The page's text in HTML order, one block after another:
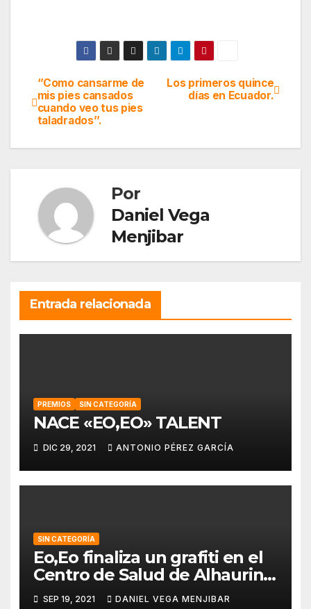
Navegación
de
entradas
Los primeros quince
días en Ecuador.
‘’Como cansarme de
mis pies cansados
cuando veo tus pies
taladrados’’.
Por
Daniel Vega
Menjibar
Entrada relacionada
PREMIOS SIN CATEGORÍA
NACE «EO,EO» TALENT
DIC 29, 2021 ANTONIO PÉREZ GARCÍA
SIN CATEGORÍA
Eo,Eo finaliza un grafiti en el
Centro de Salud de Alhaurin
de la Torre.
SEP 19, 2021 DANIEL VEGA MENJIBAR